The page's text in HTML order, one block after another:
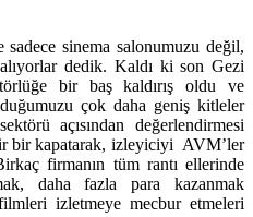
sadece sinema salonumuzu değil,
alıyorlar dedik. Kaldı ki son Gezi
bir baş kaldırış oldu ve
çok daha geniş kitleler
açısından değerlendirmesi
bir kapatarak, izleyiciyi AVM’ler
firmanın tüm rantı ellerinde
daha fazla para kazanmak
izletmeye mecbur etmeleri